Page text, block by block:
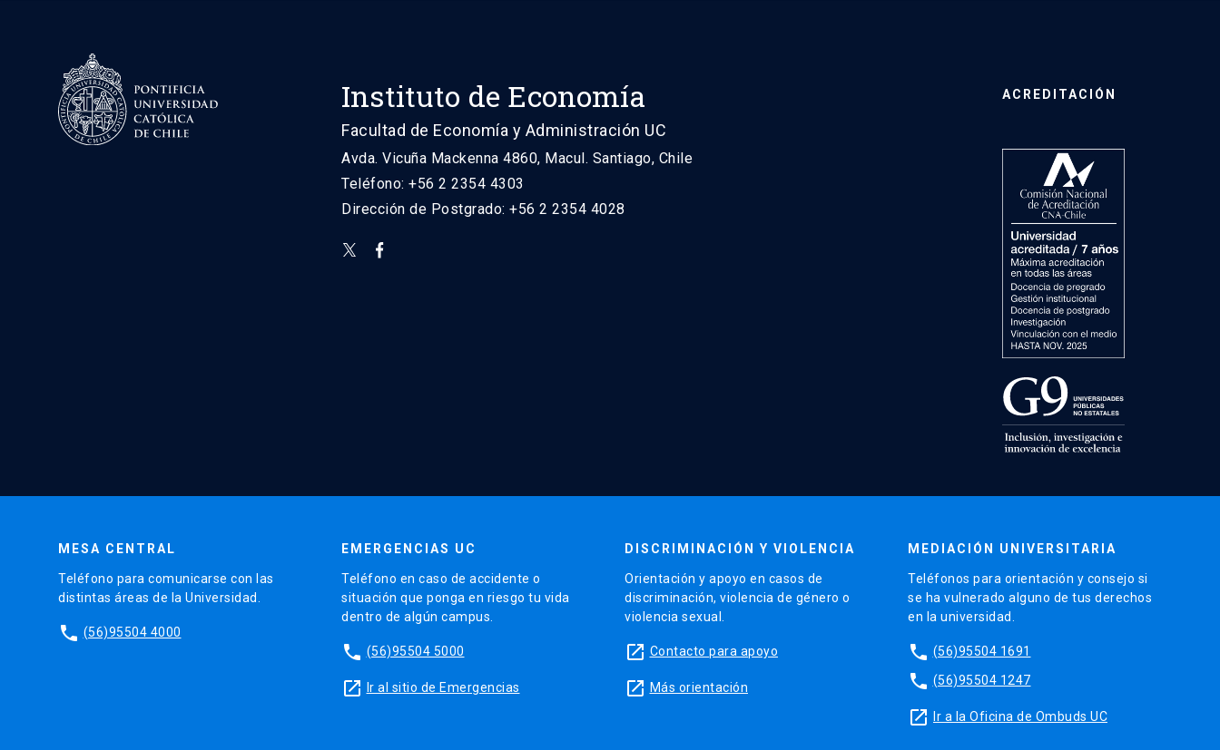
Instituto de Economía
Facultad de Economía y Administración UC
Avda. Vicuña Mackenna 4860, Macul. Santiago, Chile
Teléfono: +56 2 2354 4303
Dirección de Postgrado: +56 2 2354 4028
ACREDITACIÓN
MESA CENTRAL
Teléfono para comunicarse con las
distintas áreas de la Universidad.
phone (56)95504 4000
EMERGENCIAS UC
Teléfono en caso de accidente o
situación que ponga en riesgo tu vida
dentro de algún campus.
phone (56)95504 5000
launch Ir al sitio de Emergencias
DISCRIMINACIÓN Y VIOLENCIA
Orientación y apoyo en casos de
discriminación, violencia de género o
violencia sexual.
launch Contacto para apoyo
launch Más orientación
MEDIACIÓN UNIVERSITARIA
Teléfonos para orientación y consejo si
se ha vulnerado alguno de tus derechos
en la universidad.
phone (56)95504 1691
phone (56)95504 1247
launch Ir a la Oficina de Ombuds UC